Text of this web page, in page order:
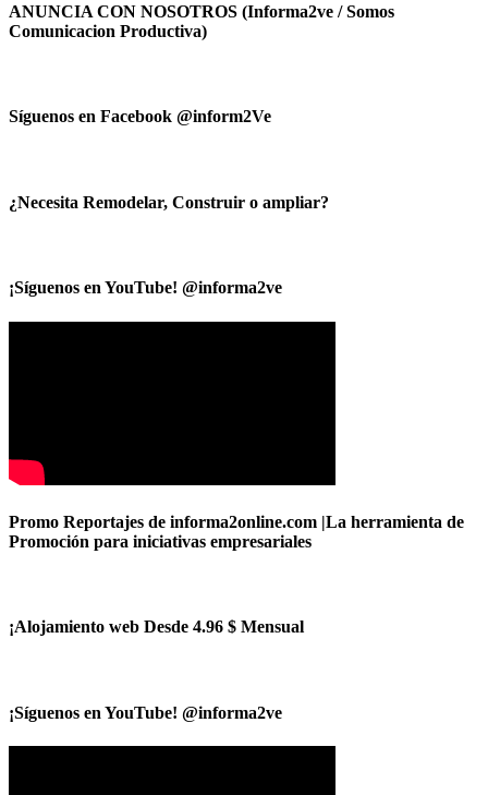
ANUNCIA CON NOSOTROS (Informa2ve / Somos
Comunicacion Productiva)
Síguenos en Facebook @inform2Ve
¿Necesita Remodelar, Construir o ampliar?
¡Síguenos en YouTube! @informa2ve
Promo Reportajes de informa2online.com |La herramienta de
Promoción para iniciativas empresariales
¡Alojamiento web Desde 4.96 $ Mensual
¡Síguenos en YouTube! @informa2ve